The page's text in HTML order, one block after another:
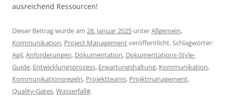
ausreichend Ressourcen!
Dieser Beitrag wurde am 28. Januar 2025 unterAllgemein,
Kommunikation, Project Managementveröffentlicht. Schlagwörter:
Agil,Anforderungen, Dokumentation, Dokumentations-Style-
Guide, Entwicklungsprozess, Erwartungshaltung, Kommunikation,
Kommunikationsregeln, Projektteams, Projktmanagement,
Quality-Gates,Wasserfall#.